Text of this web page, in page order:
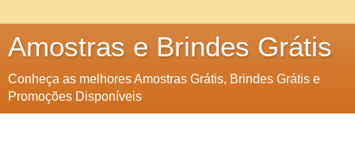
Amostras e Brindes Grátis
Conheça as melhores Amostras Grátis, Brindes Grátis e
Promoções Disponíveis